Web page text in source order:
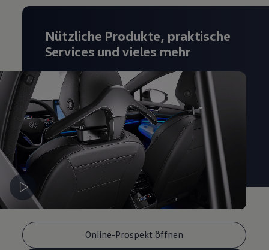
Elektromobilität
Volkswagen R
Pannen- und Unfallhilfe
Online-Prospekt öffnen
Nützliche Produkte, praktische
Services und vieles mehr